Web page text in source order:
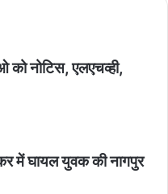
नोटिस, एलएचव्ही,
में घायल युवक की नागपुर